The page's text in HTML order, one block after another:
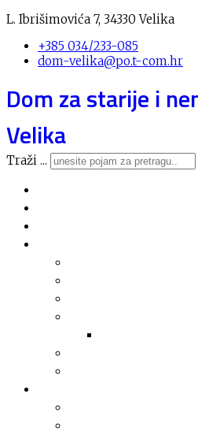
L. Ibrišimovića 7, 34330 Velika
+385 034/233-085
dom-velika@po.t-com.hr
Dom za starije i
Velika
Traži ...